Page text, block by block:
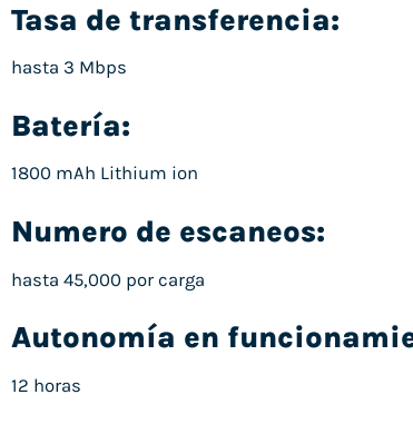
Tasa de transferencia:
hasta 3 Mbps
Batería:
1800 mAh Lithium ion
Numero de escaneos:
hasta 45,000 por carga
Autonomía en
12 horas